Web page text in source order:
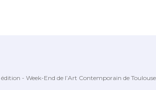
- Week-End de l’Art Contemporain de